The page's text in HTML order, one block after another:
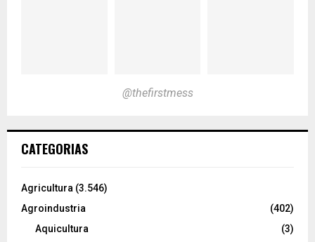
@thefirstmess
CATEGORIAS
Agricultura (3.546)
Agroindustria
(402)
Aquicultura
(3)